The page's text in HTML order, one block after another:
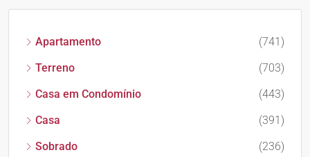
Apartamento
(741)
Terreno
(703)
Casa em Condomínio
(443)
Casa
(391)
Sobrado
(236)